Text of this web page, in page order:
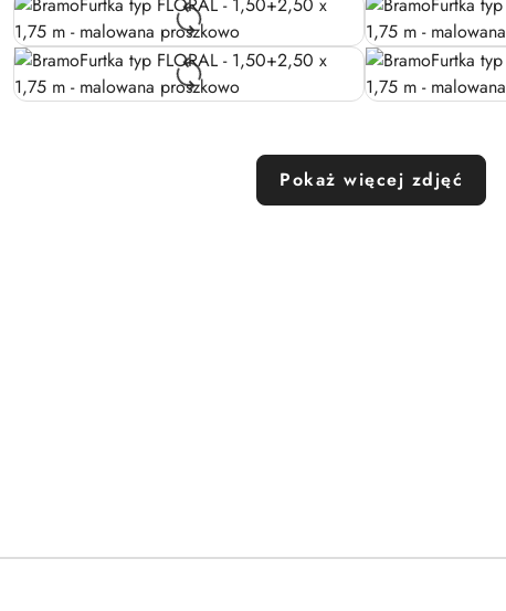
Pokaż więcej zdjęć